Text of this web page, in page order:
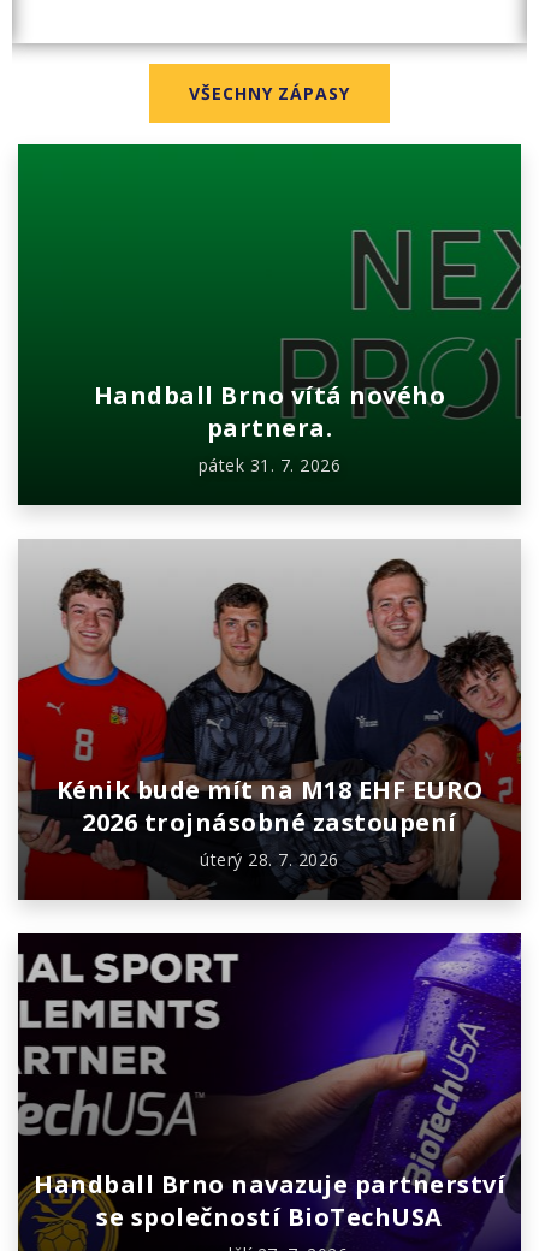
VŠECHNY ZÁPASY
Handball Brno vítá nového
partnera.
pátek 31. 7. 2026
Kénik bude mít na M18 EHF EURO
2026 trojnásobné zastoupení
úterý 28. 7. 2026
Handball Brno navazuje partnerství
se společností BioTechUSA